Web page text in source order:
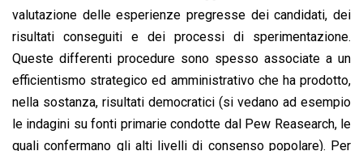
valutazione delle esperienze pregresse dei candidati, dei
risultati conseguiti e dei processi di sperimentazione.
Queste differenti procedure sono spesso associate a un
efficientismo strategico ed amministrativo che ha prodotto,
nella sostanza, risultati democratici (si vedano ad esempio
le indagini su fonti primarie condotte dal Pew Reasearch, le
quali confermano gli alti livelli di consenso popolare). Per